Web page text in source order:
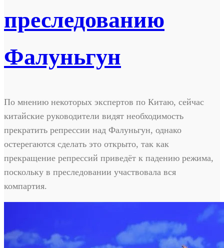
преследованию
Фалуньгун
По мнению некоторых экспертов по Китаю, сейчас
китайские руководители видят необходимость
прекратить репрессии над Фалуньгун, однако
остерегаются сделать это открыто, так как
прекращение репрессий приведёт к падению режима,
поскольку в преследовании участвовала вся
компартия.